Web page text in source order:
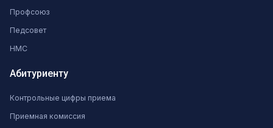
Профсоюз
Педсовет
НМС
Абитуриенту
Контрольные цифры приема
Приемная комиссия